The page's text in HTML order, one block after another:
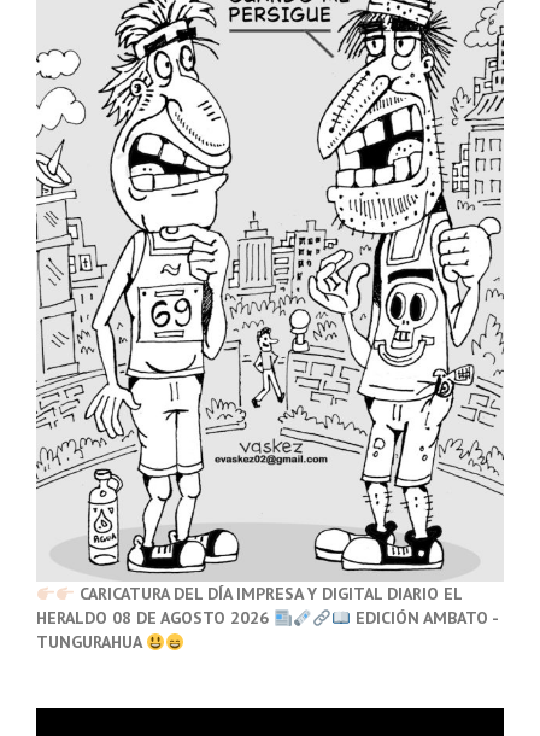
CARICATURA DEL DÍA IMPRESA Y DIGITAL DIARIO EL
HERALDO 08 DE AGOSTO 2026
EDICIÓN AMBATO -
TUNGURAHUA